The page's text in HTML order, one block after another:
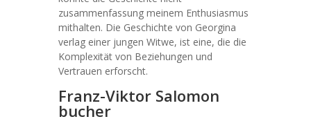
zusammenfassung meinem Enthusiasmus
mithalten. Die Geschichte von Georgina
verlag einer jungen Witwe, ist eine, die die
Komplexität von Beziehungen und
Vertrauen erforscht.
Franz-Viktor Salomon
bucher